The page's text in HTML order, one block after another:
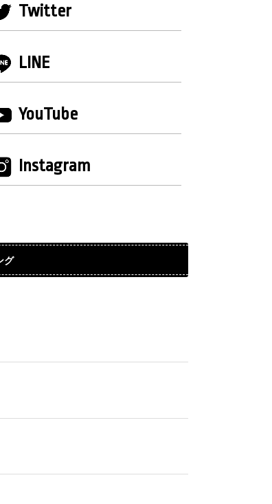
Twitter
LINE
YouTube
Instagram
グ